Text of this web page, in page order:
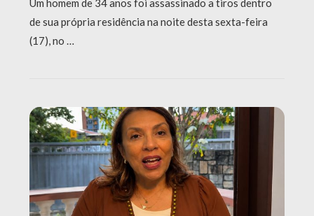
Um homem de 34 anos foi assassinado a tiros dentro
de sua própria residência na noite desta sexta-feira
(17), no …